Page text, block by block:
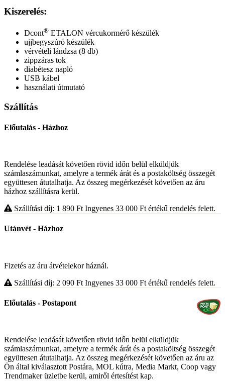
Kiszerelés:
Dcont® ETALON vércukormérő készülék
ujjbegyszúró készülék
vérvételi lándzsa (8 db)
zippzáras tok
diabétesz napló
USB kábel
használati útmutató
Szállítás
Előutalás - Házhoz
Rendelése leadását követően rövid időn belül elküldjük
számlaszámunkat, amelyre a termék árát és a postaköltség összegét
együttesen átutalhatja. Az összeg megérkezését követően az áru
házhoz szállításra kerül.
Szállítási díj: 1 890 Ft Ingyenes 33 000 Ft értékű rendelés felett.
Utánvét - Házhoz
Fizetés az áru átvételekor háznál.
Szállítási díj: 2 090 Ft Ingyenes 33 000 Ft értékű rendelés felett.
Előutalás - Postapont
Rendelése leadását követően rövid időn belül elküldjük
számlaszámunkat, amelyre a termék árát és a postaköltség összegét
együttesen átutalhatja. Az összeg megérkezését követően az áru az
Ön által kiválasztott Postára, MOL kútra, Media Markt, Coop vagy
Trendmaker üzletbe kerül, amiről értesítést kap.